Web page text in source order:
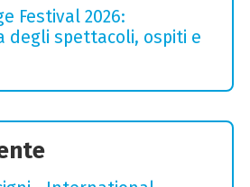
Festival 2026:
degli spettacoli, ospiti e